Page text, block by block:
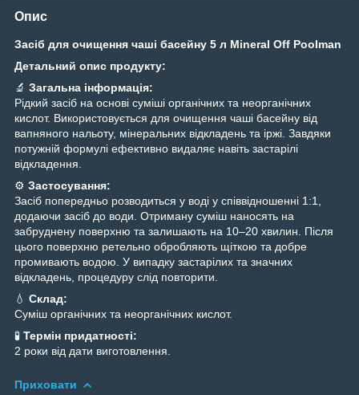
Опис
Засіб для очищення чаші басейну 5 л Mineral Off Poolman
Детальний опис продукту:
🔬 Загальна інформація:
Рідкий засіб на основі суміші органічних та неорганічних
кислот. Використовується для очищення чаші басейну від
вапняного нальоту, мінеральних відкладень та іржі. Завдяки
потужній формулі ефективно видаляє навіть застарілі
відкладення.
⚙️ Застосування:
Засіб попередньо розводиться у воді у співвідношенні 1:1,
додаючи засіб до води. Отриману суміш наносять на
забруднену поверхню та залишають на 10–20 хвилин. Після
цього поверхню ретельно обробляють щіткою та добре
промивають водою. У випадку застарілих та значних
відкладень, процедуру слід повторити.
💧 Склад:
Суміш органічних та неорганічних кислот.
🧪 Термін придатності:
2 роки від дати виготовлення.
Приховати